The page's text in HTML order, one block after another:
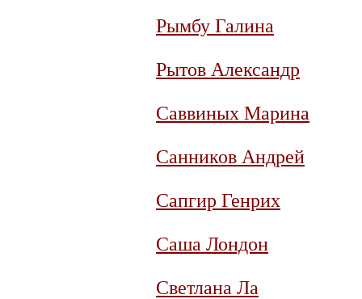
Рымбу Галина
Рытов Александр
Саввиных Марина
Санников Андрей
Сапгир Генрих
Саша Лондон
Светлана Ла